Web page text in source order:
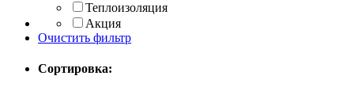
Теплоизоляция
Акция
Очистить фильтр
Сортировка: